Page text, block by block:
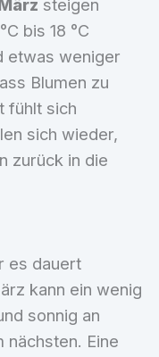
steigen
bis 18 °C
etwas weniger
Blumen zu
fühlt sich
sich wieder,
zurück in die
es dauert
kann ein wenig
sonnig an
nächsten. Eine